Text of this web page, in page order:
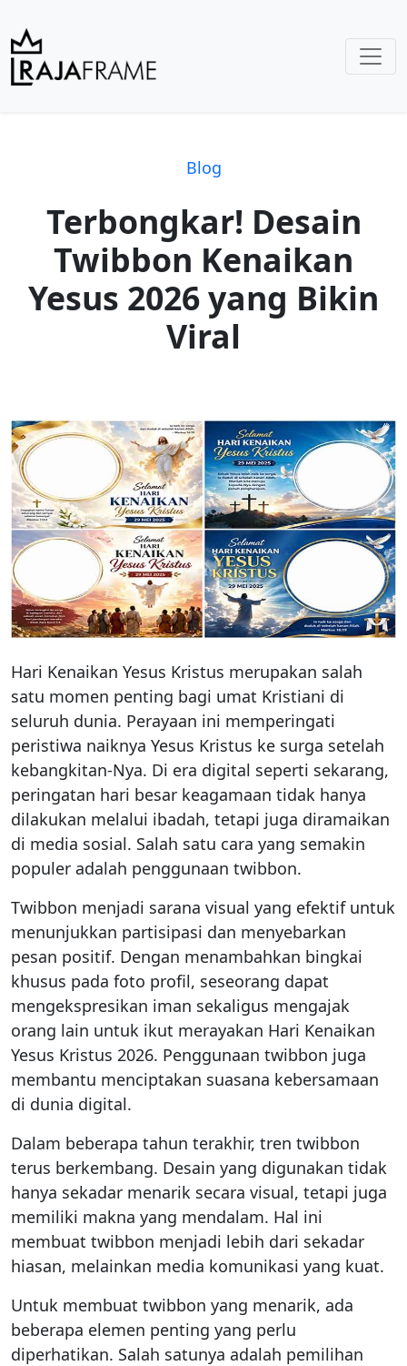
Blog
Terbongkar! Desain
Twibbon Kenaikan
Yesus 2026 yang Bikin
Viral
Hari Kenaikan Yesus Kristus merupakan salah
satu momen penting bagi umat Kristiani di
seluruh dunia. Perayaan ini memperingati
peristiwa naiknya Yesus Kristus ke surga setelah
kebangkitan-Nya. Di era digital seperti sekarang,
peringatan hari besar keagamaan tidak hanya
dilakukan melalui ibadah, tetapi juga diramaikan
di media sosial. Salah satu cara yang semakin
populer adalah penggunaan twibbon.
Twibbon menjadi sarana visual yang efektif untuk
menunjukkan partisipasi dan menyebarkan
pesan positif. Dengan menambahkan bingkai
khusus pada foto profil, seseorang dapat
mengekspresikan iman sekaligus mengajak
orang lain untuk ikut merayakan Hari Kenaikan
Yesus Kristus 2026. Penggunaan twibbon juga
membantu menciptakan suasana kebersamaan
di dunia digital.
Dalam beberapa tahun terakhir, tren twibbon
terus berkembang. Desain yang digunakan tidak
hanya sekadar menarik secara visual, tetapi juga
memiliki makna yang mendalam. Hal ini
membuat twibbon menjadi lebih dari sekadar
hiasan, melainkan media komunikasi yang kuat.
Untuk membuat twibbon yang menarik, ada
beberapa elemen penting yang perlu
diperhatikan. Salah satunya adalah pemilihan